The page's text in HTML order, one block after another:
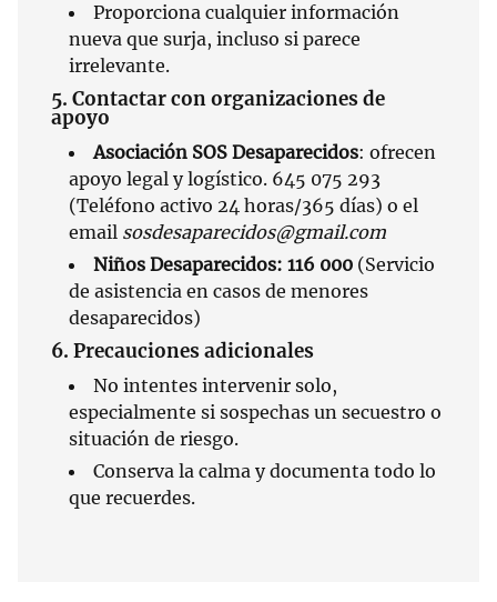
Proporciona cualquier información
nueva que surja, incluso si parece
irrelevante.
5. Contactar con organizaciones de
apoyo
Asociación SOS Desaparecidos: ofrecen
apoyo legal y logístico. 645 075 293
(Teléfono activo 24 horas/365 días) o el
email sosdesaparecidos@gmail.com
Niños Desaparecidos: 116 000 (Servicio
de asistencia en casos de menores
desaparecidos)
6. Precauciones adicionales
No intentes intervenir solo,
especialmente si sospechas un secuestro o
situación de riesgo.
Conserva la calma y documenta todo lo
que recuerdes.